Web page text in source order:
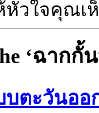
หัวใจคุณเ
‘ฉากกั้
ตะวันออ